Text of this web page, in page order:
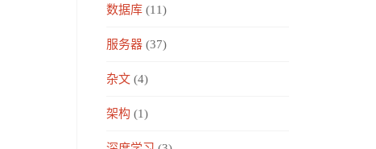
数据库 (11)
服务器 (37)
杂文 (4)
架构 (1)